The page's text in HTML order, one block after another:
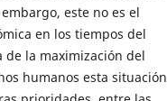
este no es el
en los tiempos del
de la maximización del
humanos esta situación